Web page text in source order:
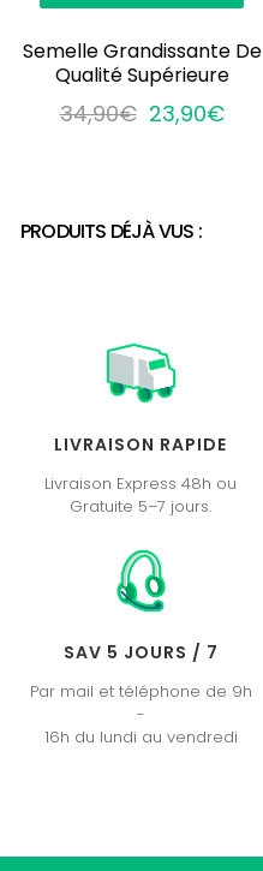
Semelle Grandissante De
Qualité Supérieure
34,90€ 23,90€
PRODUITS DÉJÀ VUS :
LIVRAISON RAPIDE
Livraison Express 48h ou
Gratuite 5–7 jours.
SAV 5 JOURS / 7
Par mail et téléphone de 9h
-
16h du lundi au vendredi